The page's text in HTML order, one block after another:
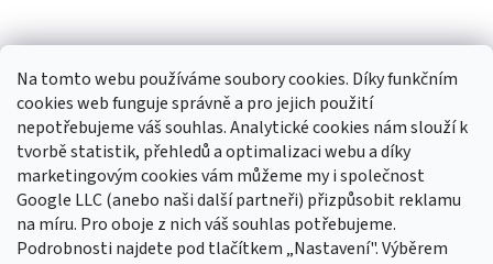
Na tomto webu používáme soubory cookies. Díky funkčním
cookies web funguje správně a pro jejich použití
nepotřebujeme váš souhlas. Analytické cookies nám slouží k
tvorbě statistik, přehledů a optimalizaci webu a díky
marketingovým cookies vám můžeme my i společnost
Google LLC (anebo naši další partneři) přizpůsobit reklamu
na míru. Pro oboje z nich váš souhlas potřebujeme.
Podrobnosti najdete pod tlačítkem „Nastavení". Výběrem
Sledovat na Instagramu
Odebírat newsletter